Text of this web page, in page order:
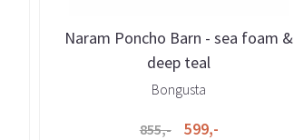
Naram Poncho Barn - sea foam &
deep teal
Bongusta
855,- 599,-